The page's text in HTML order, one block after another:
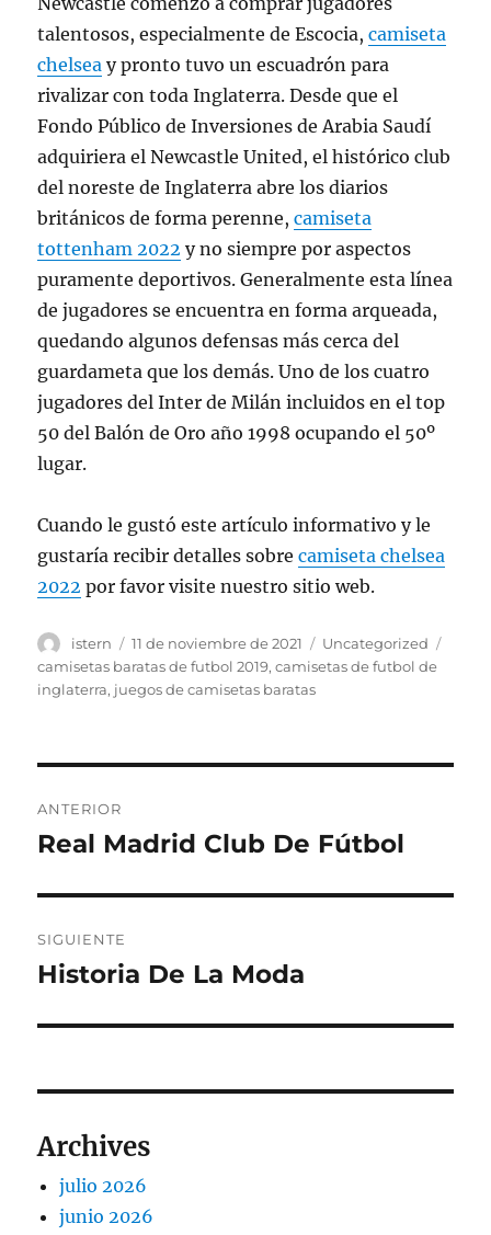
talentosos, especialmente de Escocia,camiseta
chelsea y pronto tuvo un escuadrón para
rivalizar con toda Inglaterra. Desde que el
Fondo Público de Inversiones de Arabia Saudí
adquiriera el Newcastle United, el histórico club
del noreste de Inglaterra abre los diarios
británicos de forma perenne,camiseta
tottenham 2022 y no siempre por aspectos
puramente deportivos. Generalmente esta línea
de jugadores se encuentra en forma arqueada,
quedando algunos defensas más cerca del
guardameta que los demás. Uno de los cuatro
jugadores del Inter de Milán incluidos en el top
50 del Balón de Oro año 1998 ocupando el 50º
lugar.
Cuando le gustó este artículo informativo y le
gustaría recibir detalles sobrecamiseta chelsea
2022 por favor visite nuestro sitio web.
Autor
istern
Publicado
el
11 de noviembre de 2021 Categorías
Uncategorized
camisetas baratas de futbol 2019,camisetas de futbol de
inglaterra, juegos de camisetas baratas
de
ANTERIOR
Entrada
Real Madrid Club De Fútbol
SIGUIENTE
Entrada
Historia De La Moda
Archives
julio 2026
junio 2026